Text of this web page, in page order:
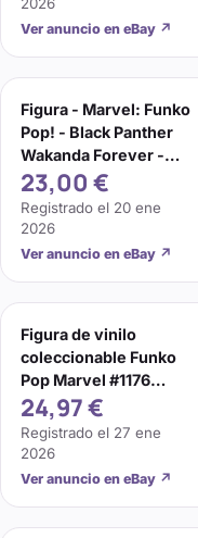
Ver anuncio en eBay ↗
Figura - Marvel: Funko
Pop! - Black Panther
Wakanda Forever -
Ironheart Mk 2 ...
23,00 €
Registrado el 20 ene
2026
Ver anuncio en eBay ↗
Figura de vinilo
coleccionable Funko
Pop Marvel #1176
Ironheart MK 2
Wakanda Forever
24,97 €
Registrado el 27 ene
2026
Ver anuncio en eBay ↗